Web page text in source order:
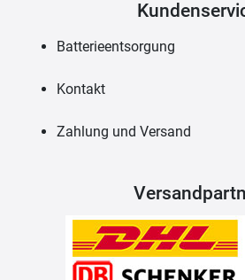
Batterieentsorgung
Kontakt
Zahlung und Versand